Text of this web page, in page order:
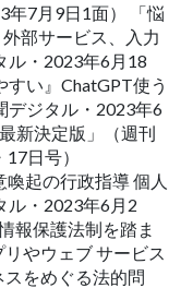
年7月9日1面） 「悩
部サービス、入力
ル・2023年6月18
すい』ChatGPT使う
デジタル・2023年6
新決定版」（週刊
日号）
喚起の行政指導 個人
ル・2023年6月2
報保護法制を踏ま
やウェブ サービス
をめぐる法的問